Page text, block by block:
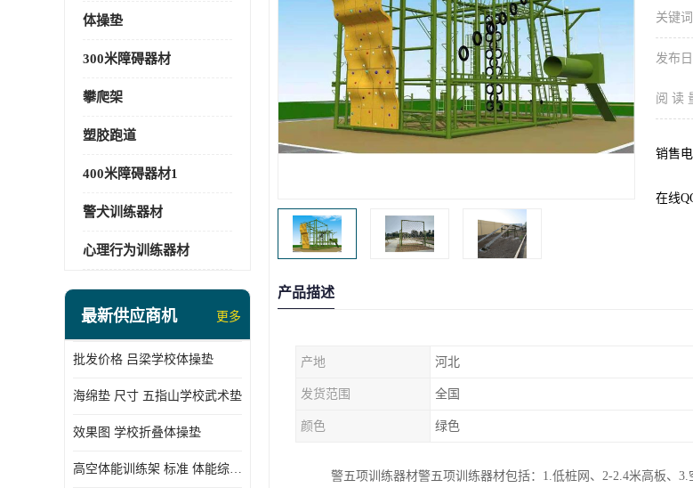
体操垫
300米障碍器材
攀爬架
塑胶跑道
400米障碍器材1
警犬训练器材
心理行为训练器材
最新供应商机 更多
批发价格 吕梁学校体操垫
海绵垫 尺寸 五指山学校武术垫
效果图 学校折叠体操垫
高空体能训练架 标准 体能综合训练架
关键词
发布日
阅 读
销售电
在线
产品描述
产地 河北
发货范围 全国
颜色 绿色
警五项训练器材警五项训练器材包括：1.低桩网、2-2.4米高板、